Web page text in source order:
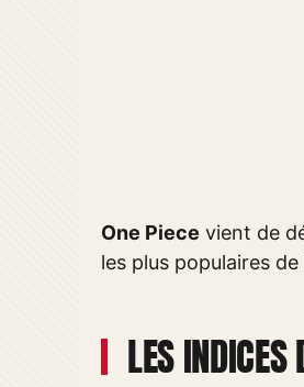
One Piece vient de
les plus populaires
LES